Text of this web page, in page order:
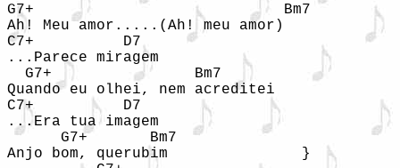
G7+                            Bm7
Ah! Meu amor.....(Ah! meu amor)
C7+          D7
...Parece miragem
  G7+                Bm7
Quando eu olhei, nem acreditei
C7+          D7
...Era tua imagem
      G7+       Bm7
Anjo bom, querubim               }